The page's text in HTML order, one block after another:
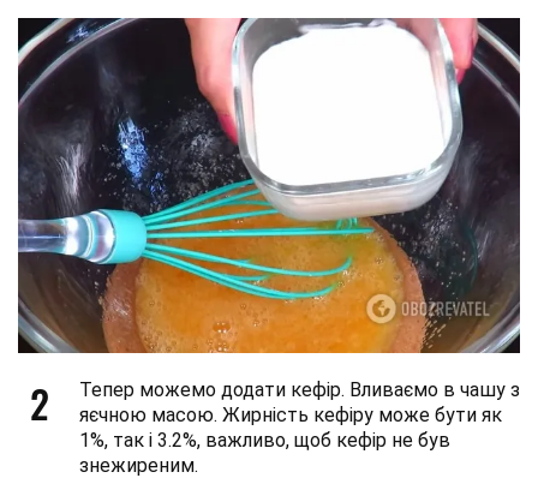
2
Тепер можемо додати кефір. Вливаємо в чашу з
яєчною масою. Жирність кефіру може бути як
1%, так і 3.2%, важливо, щоб кефір не був
знежиреним.